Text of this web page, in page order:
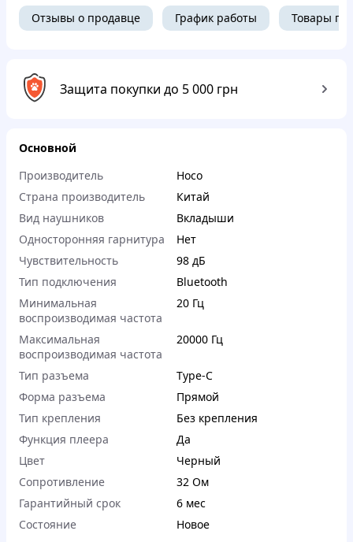
Отзывы о продавце График работы Товары
Защита покупки до 5 000 грн
Основной
Производитель
Hoco
Страна производитель
Китай
Вид наушников
Вкладыши
Односторонняя гарнитура
Нет
Чувствительность
98 дБ
Тип подключения
Bluetooth
Минимальная
воспроизводимая частота
20 Гц
Максимальная
воспроизводимая частота
20000 Гц
Тип разъема
Type-C
Форма разъема
Прямой
Тип крепления
Без крепления
Функция плеера
Да
Цвет
Черный
Сопротивление
32 Ом
Гарантийный срок
6 мес
Состояние
Новое